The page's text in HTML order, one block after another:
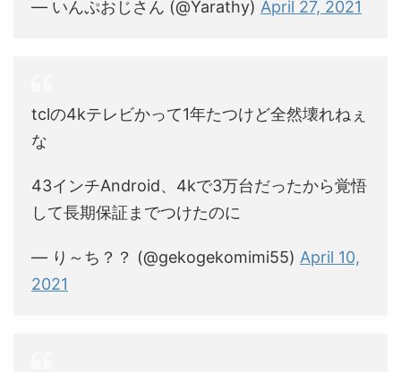
— いんぷおじさん (@Yarathy) April 27, 2021
tclの4kテレビかって1年たつけど全然壊れねぇ
な
43インチAndroid、4kで3万台だったから覚悟
して長期保証までつけたのに
— り～ち？？ (@gekogekomimi55) April 10,
2021